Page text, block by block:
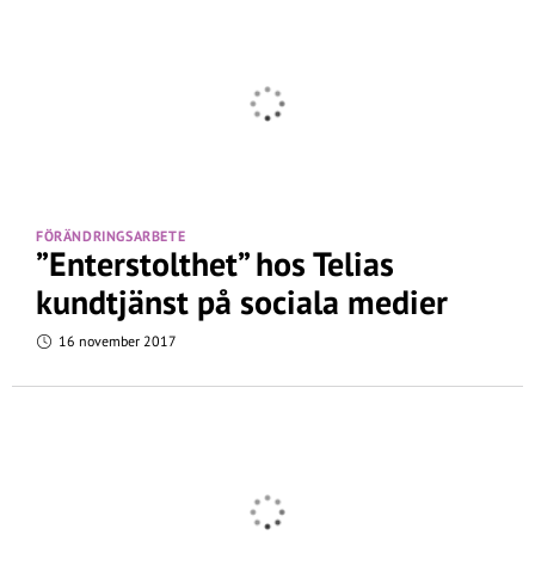
FÖRÄNDRINGSARBETE
”Enterstolthet” hos Telias
kundtjänst på sociala medier
16 november 2017